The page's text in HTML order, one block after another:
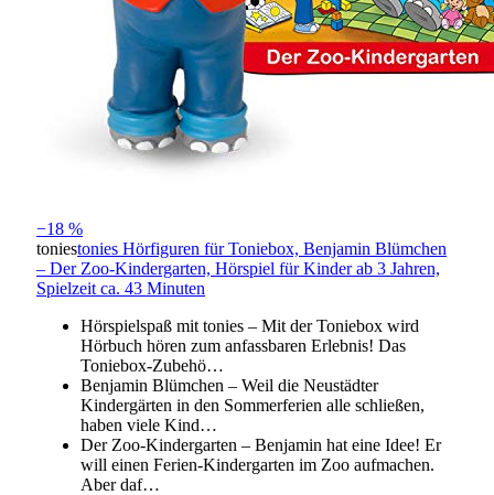
−18 %
toniestonies Hörfiguren für Toniebox, Benjamin Blümchen
– Der Zoo-Kindergarten, Hörspiel für Kinder ab 3 Jahren,
Spielzeit ca. 43 Minuten
Hörspielspaß mit tonies – Mit der Toniebox wird
Hörbuch hören zum anfassbaren Erlebnis! Das
Toniebox-Zubehö…
Benjamin Blümchen – Weil die Neustädter
Kindergärten in den Sommerferien alle schließen,
haben viele Kind…
Der Zoo-Kindergarten – Benjamin hat eine Idee! Er
will einen Ferien-Kindergarten im Zoo aufmachen.
Aber daf…